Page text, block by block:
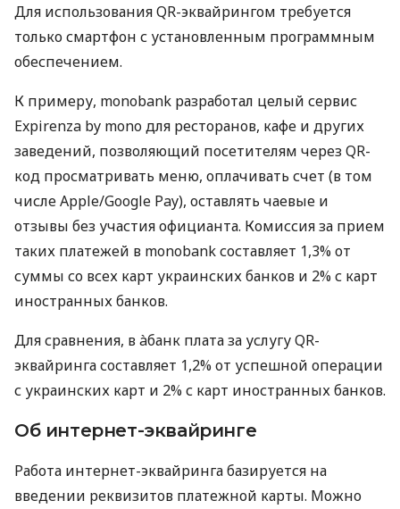
Для использования QR-эквайрингом требуется
только смартфон с установленным программным
обеспечением.
К примеру, monobank разработал целый сервис
Expirenza by mono для ресторанов, кафе и других
заведений, позволяющий посетителям через QR-
код просматривать меню, оплачивать счет (в том
числе Apple/Google Pay), оставлять чаевые и
отзывы без участия официанта. Комиссия за прием
таких платежей в monobank составляет 1,3% от
суммы со всех карт украинских банков и 2% с карт
иностранных банков.
Для сравнения, в àбанк плата за услугу QR-
эквайринга составляет 1,2% от успешной операции
с украинских карт и 2% с карт иностранных банков.
Об интернет-эквайринге
Работа интернет-эквайринга базируется на
введении реквизитов платежной карты. Можно